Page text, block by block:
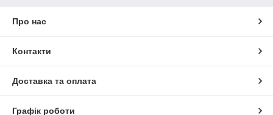
Про нас
Контакти
Доставка та оплата
Графік роботи